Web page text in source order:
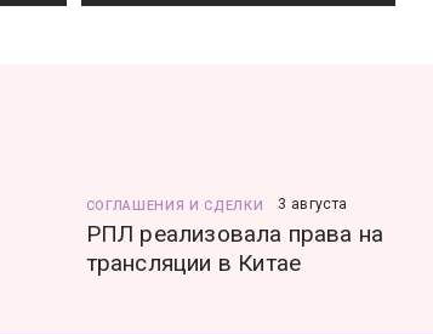
СОГЛАШЕНИЯ И СДЕЛКИ 3 августа
РПЛ реализовала права на
трансляции в Китае